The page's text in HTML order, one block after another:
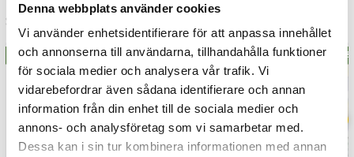
Denna webbplats använder cookies
Vi använder enhetsidentifierare för att anpassa innehållet
och annonserna till användarna, tillhandahålla funktioner
för sociala medier och analysera vår trafik. Vi
vidarebefordrar även sådana identifierare och annan
information från din enhet till de sociala medier och
annons- och analysföretag som vi samarbetar med.
Dessa kan i sin tur kombinera informationen med annan
Senast besökta
BÄSTSÄLJARE